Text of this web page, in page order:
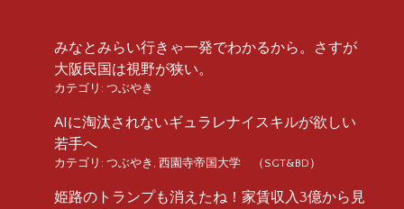
みなとみらい行きゃ一発でわかるから。さすが
大阪民国は視野が狭い。
カテゴリ: つぶやき
AIに淘汰されないギュラレナイスキルが欲しい
若手へ
カテゴリ: つぶやき 西園寺帝国大学 （SGT&BD）
姫路のトランプも消えたね！家賃収入3億から見